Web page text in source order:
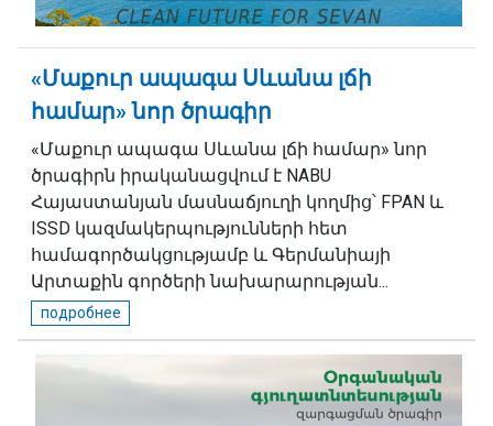
«Մաքուր ապագա Սևանա լճի
համար» նոր ծրագիր
«Մաքուր ապագա Սևանա լճի համար» նոր
ծրագիրն իրականացվում է NABU
Հայաստանյան մասնաճյուղի կողմից՝ FPAN և
ISSD կազմակերպությունների հետ
համագործակցությամբ և Գերմանիայի
Արտաքին գործերի նախարարության...
подробнее